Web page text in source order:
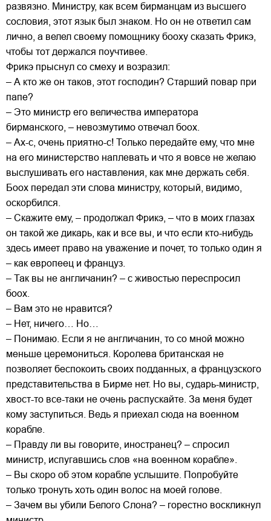
развязно. Министру, как всем бирманцам из высшего
сословия, этот язык был знаком. Но он не ответил сам
лично, а велел своему помощнику бооху сказать Фрикэ,
чтобы тот держался поучтивее.
Фрикэ прыснул со смеху и возразил:
– А кто же он таков, этот господин? Старший повар при
папе?
– Это министр его величества императора
бирманского, – невозмутимо отвечал боох.
– Ах-с, очень приятно-с! Только передайте ему, что мне
на его министерство наплевать и что я вовсе не желаю
выслушивать его наставления, как мне держать себя.
Боох передал эти слова министру, который, видимо,
оскорбился.
– Скажите ему, – продолжал Фрикэ, – что в моих глазах
он такой же дикарь, как и все вы, и что если кто-нибудь
здесь имеет право на уважение и почет, то только один я
– как европеец и француз.
– Так вы не англичанин? – с живостью переспросил
боох.
– Вам это не нравится?
– Нет, ничего… Но…
– Понимаю. Если я не англичанин, то со мной можно
меньше церемониться. Королева британская не
позволяет беспокоить своих подданных, а французского
представительства в Бирме нет. Но вы, сударь-министр,
хвост-то все-таки не очень распускайте. За меня будет
кому заступиться. Ведь я приехал сюда на военном
корабле.
– Правду ли вы говорите, иностранец? – спросил
министр, испугавшись слов «на военном корабле».
– Вы скоро об этом корабле услышите. Попробуйте
только тронуть хоть один волос на моей голове.
– Зачем вы убили Белого Слона? – горестно воскликнул